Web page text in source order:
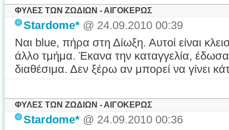
ΦΥΛΕΣ ΤΩΝ ΖΩΔΙΩΝ - ΑΙΓΟΚΕΡΩΣ
Stardome* @ 24.09.2010 00:39
Ναι blue, πήρα στη Δίωξη. Αυτοί είναι
άλλο τμήμα. Έκανα την καταγγελία, έδωσα
διαθέσιμα. Δεν ξέρω αν μπορεί να γίνει
ΦΥΛΕΣ ΤΩΝ ΖΩΔΙΩΝ - ΑΙΓΟΚΕΡΩΣ
Stardome* @ 24.09.2010 00:36